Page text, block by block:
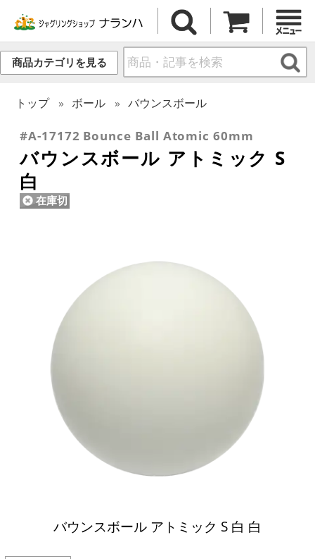
商品カテゴリを見る
トップ ボール バウンスボール
#A-17172 Bounce Ball Atomic 60mm
バウンスボール アトミック S
白
在庫切
バウンスボール アトミック S 白 白